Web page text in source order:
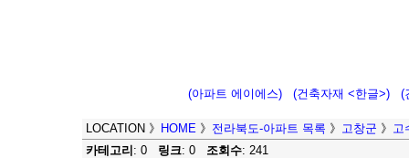
(아파트 에이에스) (건축자재 <한글>) (
LOCATION 》 HOME 》 전라북도-아파트 목록 》 고창군 》 고
카테고리 : 0 링크: 0 조회수: 241